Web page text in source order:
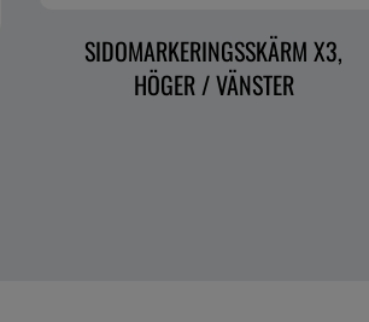
SIDOMARKERINGSSKÄRM X3,
HÖGER / VÄNSTER